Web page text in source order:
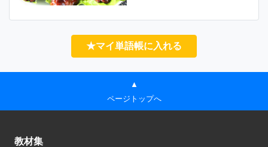
★マイ単語帳に入れる
▲
ページトップへ
教材集